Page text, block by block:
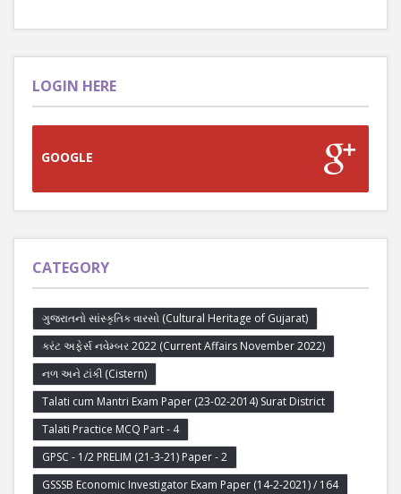
LOGIN HERE
GOOGLE
CATEGORY
ગુજરાતનો સાંસ્કૃતિક વારસો (Cultural Heritage of Gujarat)
કરંટ અફેર્સ નવેમ્બર 2022 (Current Affairs November 2022)
નળ અને ટાંકી (Cistern)
Talati cum Mantri Exam Paper (23-02-2014) Surat District
Talati Practice MCQ Part - 4
GPSC - 1/2 PRELIM (21-3-21) Paper - 2
GSSSB Economic Investigator Exam Paper (14-2-2021) / 164